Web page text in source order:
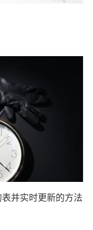
并实时更新的方法